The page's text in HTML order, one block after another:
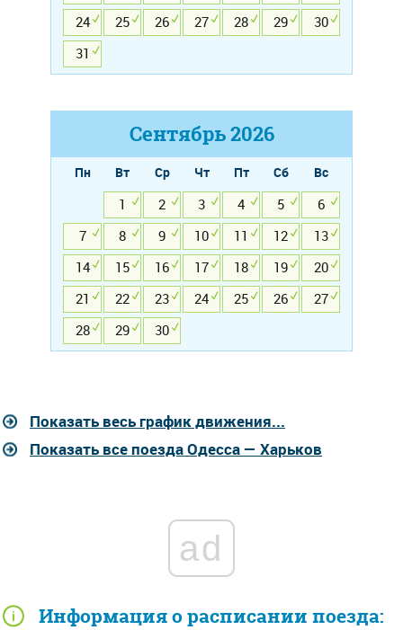
Информация о расписании поезда:
24
25 26 27 28 29
30
31
Сентябрь2026
Пн Вт Ср Чт Пт Сб
Вс
1
2 3 4 5
6
7
8 9 10 11 12
13
14
15 16 17 18 19
20
21
22 23 24 25 26
27
28
29 30
Показать весь график движения...
Показать все поезда Одесса — Харьков
ad